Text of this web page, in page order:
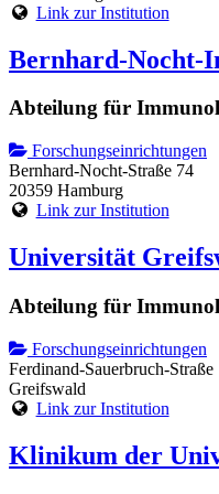
Link zur Institution
Bernhard-Nocht-
Abteilung für
Forschungseinrichtungen
Bernhard-Nocht-Straße 74
20359 Hamburg
Link zur Institution
Universität
Abteilung für
Forschungseinrichtungen
Ferdinand-Sauerbruch-Straße
Greifswald
Link zur Institution
Klinikum der